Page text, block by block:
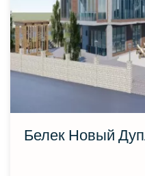
Белек Новый